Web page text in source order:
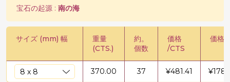
宝石の起源 : 南の海
サイズ (mm) 幅
重量
(CTS.)
約。
個数
価格
/CTS
価格
370.00 37 ¥481.41 ¥